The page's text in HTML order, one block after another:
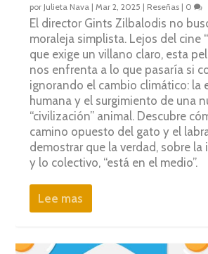
por Julieta Nava |Mar 2, 2025 | Reseñas | 0
El director Gints Zilbalodis no
moraleja simplista. Lejos del cine
que exige un villano claro, esta
nos enfrenta a lo que pasaría si
ignorando el cambio climático: la
humana y el surgimiento de una
“civilización” animal. Descubre
camino opuesto del gato y el
demostrar que la verdad, sobre
y lo colectivo, “está en el medio”.
Lee mas